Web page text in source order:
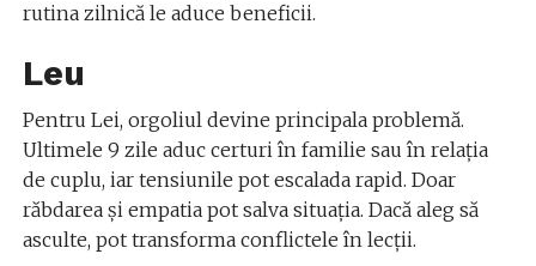
rutina zilnică le aduce beneficii.
Leu
Pentru Lei, orgoliul devine principala problemă.
Ultimele 9 zile aduc certuri în familie sau în relația
de cuplu, iar tensiunile pot escalada rapid. Doar
răbdarea și empatia pot salva situația. Dacă aleg să
asculte, pot transforma conflictele în lecții.